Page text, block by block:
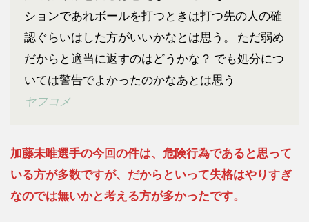
ションであれボールを打つときは打つ先の人の確
認ぐらいはした方がいいかなとは思う。 ただ弱め
だからと適当に返すのはどうかな？ でも処分につ
いては警告でよかったのかなあとは思う
ヤフコメ
加藤未唯選手の今回の件は、危険行為であると思って
いる方が多数ですが、だからといって失格はやりすぎ
なのでは無いかと考える方が多かったです。